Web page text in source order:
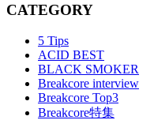
CATEGORY
5 Tips
ACID BEST
BLACK SMOKER
Breakcore interview
Breakcore Top3
Breakcore特集